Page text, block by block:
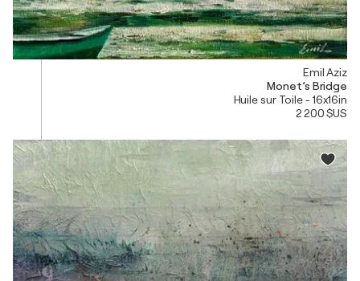
Emil Aziz
Monet’s Bridge
Huile sur Toile - 16x16in
2 200 $US